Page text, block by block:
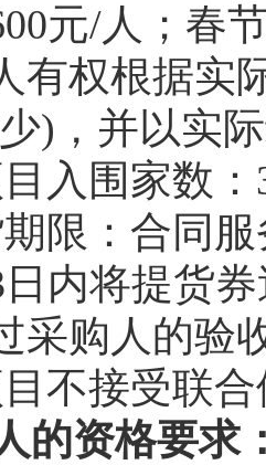
元/人；春
有权根据实
)，并以实
入围家数：
期限： 合同
日内将提货
采购人的验
不接受联
的资格要求